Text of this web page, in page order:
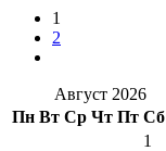
1
2
Август 2026
Пн Вт Ср Чт Пт Сб
1